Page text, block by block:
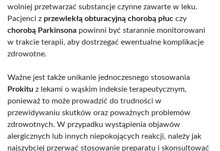
wolniej przetwarzać substancje czynne zawarte w leku.
Pacjenci z przewlekłą obturacyjną chorobą płuc czy
chorobą Parkinsona powinni być starannie monitorowani
w trakcie terapii, aby dostrzegać ewentualne komplikacje
zdrowotne.
Ważne jest także unikanie jednoczesnego stosowania
Prokitu z lekami o wąskim indeksie terapeutycznym,
ponieważ to może prowadzić do trudności w
przewidywaniu skutków oraz poważnych problemów
zdrowotnych. W przypadku wystąpienia objawów
alergicznych lub innych niepokojących reakcji, należy jak
najszybciej przerwać stosowanie preparatu i skonsultować